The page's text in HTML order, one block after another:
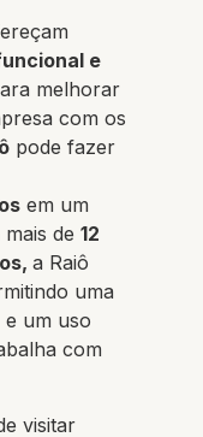
e
melhorar
com os
pode fazer
em um
de 12
a Raiô
uma
e um uso
com
visitar